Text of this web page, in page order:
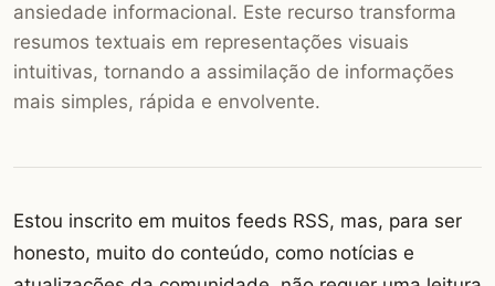
ansiedade informacional. Este recurso transforma
resumos textuais em representações visuais
intuitivas, tornando a assimilação de informações
mais simples, rápida e envolvente.
Estou inscrito em muitos feeds RSS, mas, para ser
honesto, muito do conteúdo, como notícias e